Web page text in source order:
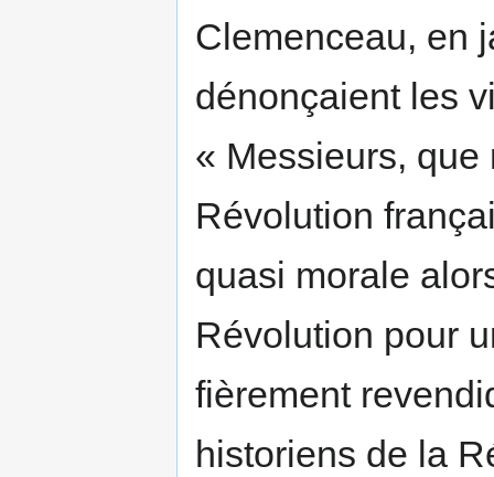
Clemenceau, en
dénonçaient les
« Messieurs,
Révolution
quasi morale
Révolution pour
fièrement
historiens de la